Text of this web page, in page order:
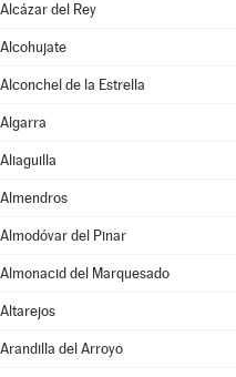
Alcázar del Rey
Alcohujate
Alconchel de la Estrella
Algarra
Aliaguilla
Almendros
Almodóvar del Pinar
Almonacid del Marquesado
Altarejos
Arandilla del Arroyo